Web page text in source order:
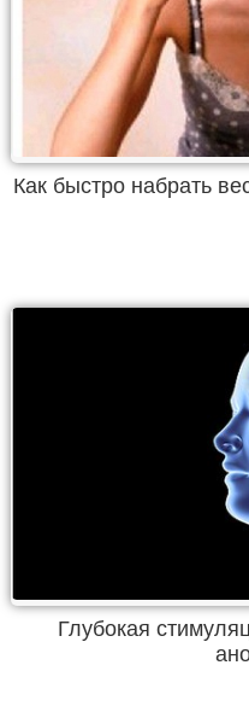
Как быстро набрать
Глубокая